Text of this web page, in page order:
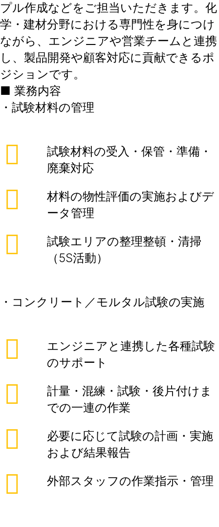
プル作成などをご担当いただきます。化
学・建材分野における専門性を身につけ
ながら、エンジニアや営業チームと連携
し、製品開発や顧客対応に貢献できるポ
ジションです。
■ 業務内容
・試験材料の管理
試験材料の受入・保管・準備・
廃棄対応
材料の物性評価の実施およびデ
ータ管理
試験エリアの整理整頓・清掃
（5S活動）
・コンクリート／モルタル試験の実施
エンジニアと連携した各種試験
のサポート
計量・混練・試験・後片付けま
での一連の作業
必要に応じて試験の計画・実施
および結果報告
外部スタッフの作業指示・管理